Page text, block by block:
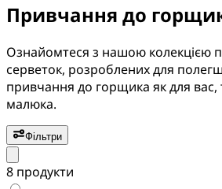
Привчання до
Ознайомтеся з нашою колекцією
серветок, розроблених для
привчання до горщика як для вас,
малюка.
Фільтри
8 продукти